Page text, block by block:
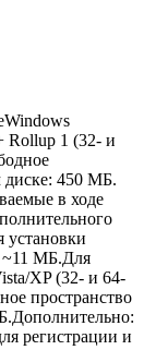
Rollup 1 (32- и
диске: 450 МБ.
в ходе
установки
~11 МБ.Для
XP (32- и 64-
пространство
регистрации и